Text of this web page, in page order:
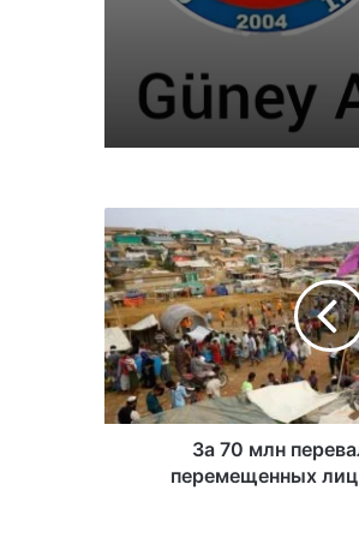
Şurasının
qınayan
За 70 млн
перемещенных